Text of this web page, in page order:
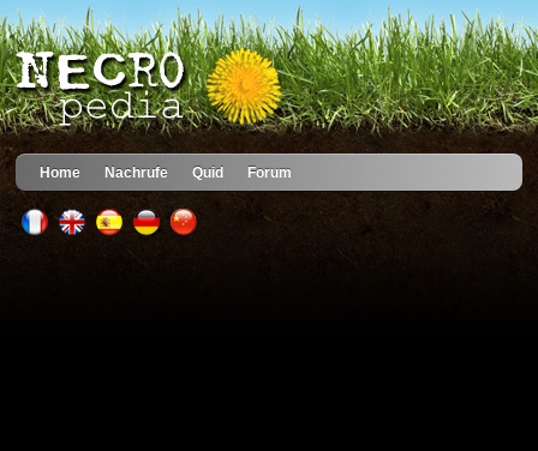
Home Nachrufe Quid Forum